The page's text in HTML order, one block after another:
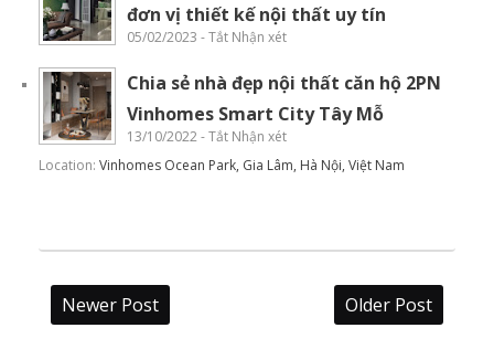
đơn vị thiết kế nội thất uy tín
05/02/2023 - Tắt Nhận xét
Chia sẻ nhà đẹp nội thất căn hộ 2PN
Vinhomes Smart City Tây Mỗ
13/10/2022 - Tắt Nhận xét
Location: Vinhomes Ocean Park, Gia Lâm, Hà Nội, Việt Nam
Newer Post Older Post